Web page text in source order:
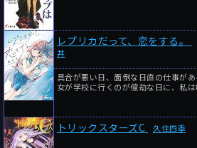
レプリカだって、恋をする。
丼
具合が悪い日、面倒な日直の仕事が
女が学校に行くのが億劫な日に、私は
トリックスターズC 久住四季